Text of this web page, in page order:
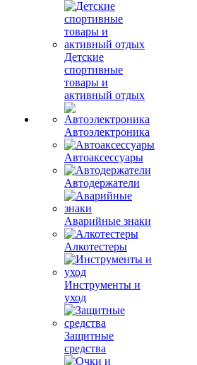
Детские
спортивные
товары и
активный отдых
Автоэлектроника
Автоаксессуары
Автодержатели
Аварийные знаки
Алкотестеры
Инструменты и
уход
Защитные
средства